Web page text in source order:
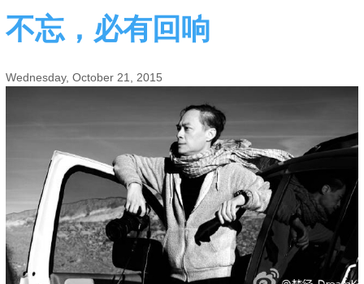
不忘，必有回响
Wednesday, October 21, 2015